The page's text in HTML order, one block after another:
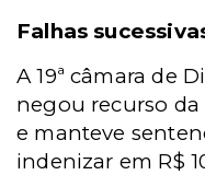
Falhas
A 19ª câmara de
negou recurso
e manteve
indenizar em R$